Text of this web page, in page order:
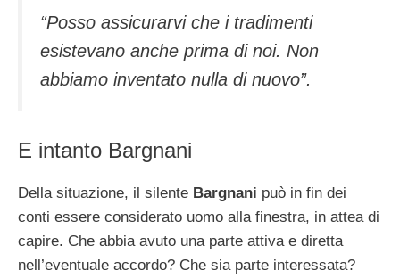
“Posso assicurarvi che i tradimenti
esistevano anche prima di noi. Non
abbiamo inventato nulla di nuovo”.
E intanto Bargnani
Della situazione, il silente Bargnani può in fin dei
conti essere considerato uomo alla finestra, in attea di
capire. Che abbia avuto una parte attiva e diretta
nell’eventuale accordo? Che sia parte interessata?